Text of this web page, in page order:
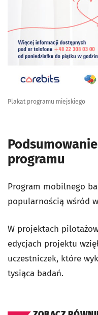
Plakat programu miejskiego
programu
Program mobilnego
popularnością wśród
W projektach
edycjach projektu
uczestniczek, które
tysiąca badań.